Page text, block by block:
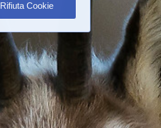
Rifiuta Cookie